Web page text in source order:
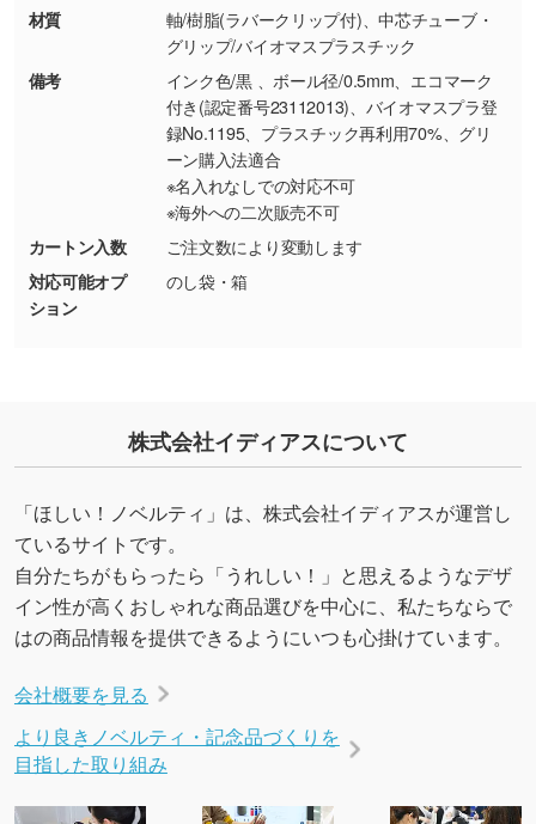
り抜き処理が可能です。→ 詳しく見る
・持っているデータの背景が足りない／塗り足
しの作り方が分からない
印刷したいデータが印刷範囲よりも小さい場
合、シンプルな色・柄の背景であれば拡張が可
詳しく見る
・デザインにQRコードを入れたい／QRコード
を生成してほしい
URLをご指定いただければ、QRコードを生成
材質
軸/樹脂(ラバークリップ付)、中芯チューブ・
グリップ/バイオマスプラスチック
備考
インク色/黒 、ボール径/0.5mm、エコマーク
付き(認定番号23112013)、バイオマスプラ登
録No.1195、プラスチック再利用70%、グリ
ーン購入法適合
※名入れなしでの対応不可
※海外への二次販売不可
カートン入数
ご注文数により変動します
対応可能オプ
ション
のし袋・箱
株式会社イディアスについて
「ほしい！ノベルティ」は、株式会社イディアスが運営し
ているサイトです。
自分たちがもらったら「うれしい！」と思えるようなデザ
イン性が高くおしゃれな商品選びを中心に、私たちならで
はの商品情報を提供できるようにいつも心掛けています。
会社概要を見る
より良きノベルティ・記念品づくりを
目指した取り組み